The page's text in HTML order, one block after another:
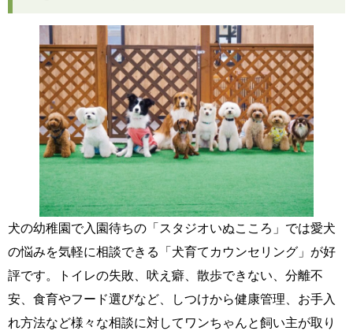
犬の幼稚園で入園待ちの「スタジオいぬこころ」では愛犬
の悩みを気軽に相談できる「犬育てカウンセリング」が好
評です。トイレの失敗、吠え癖、散歩できない、分離不
安、食育やフード選びなど、しつけから健康管理、お手入
れ方法など様々な相談に対してワンちゃんと飼い主が取り